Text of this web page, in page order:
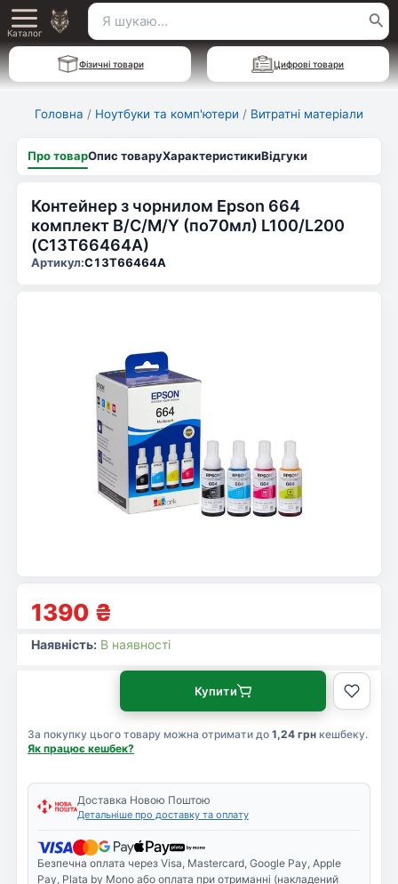
Перейти
до
вмісту
Main
Menu
Каталог
Пошук
для:
Фізичні товари Цифрові товари
Головна / Ноутбуки та комп'ютери / Витратні матеріали
Про товарОпис товаруХарактеристикиВідгуки
Контейнер з чорнилом Epson 664
комплект B/C/M/Y (по70мл) L100/L200
(C13T66464A)
Артикул:C13T66464A
1390 ₴
Наявність: В наявності
За покупку цього товару можна отримати до 1,24 грн кешбеку.
Як працює кешбек?
Купити
Доставка Новою Поштою
Детальніше про доставку та оплату
Безпечна оплата через Visa, Mastercard, Google Pay, Apple
Pay, Plata by Mono або оплата при отриманні (накладений